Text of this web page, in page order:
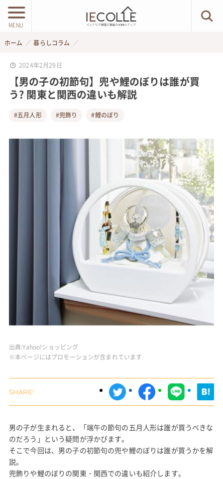
MENU
ホーム 暮らしコラム
2024年2月29日
【男の子の初節句】兜や鯉のぼりは誰が買
う? 関東と関西の違いも解説
#五月人形 #兜飾り #鯉のぼり
出典:Yahoo!ショッピング
※本ページにはプロモーションが含まれています
男の子が生まれると、「端午の節句の五月人形は誰が買うべきな
のだろう」という疑問が浮かびます。
そこで今回は、男の子の初節句の兜や鯉のぼりは誰が買うかを解
説。
兜飾りや鯉のぼりの関東・関西での違いも紹介します。